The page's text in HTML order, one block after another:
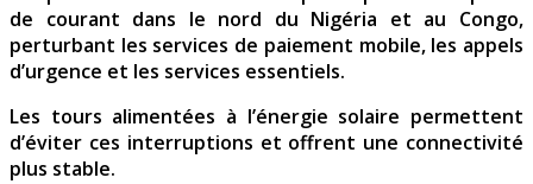
de courant dans le nord du Nigéria et au Congo,
perturbant les services de paiement mobile, les appels
d’urgence et les services essentiels.
Les tours alimentées à l’énergie solaire permettent
d’éviter ces interruptions et offrent une connectivité
plus stable.